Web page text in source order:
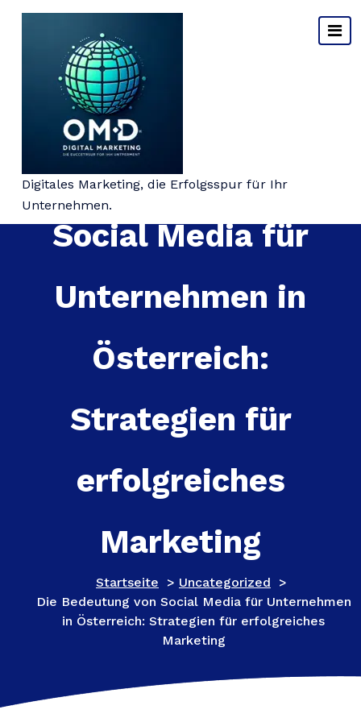
Digitales Marketing, die Erfolgsspur für Ihr
Unternehmen.
Die Bedeutung von
Social Media für
Unternehmen in
Österreich:
Strategien für
erfolgreiches
Marketing
Startseite > Uncategorized >
Die Bedeutung von Social Media für Unternehmen
in Österreich: Strategien für erfolgreiches
Marketing